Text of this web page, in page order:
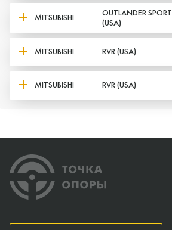
MITSUBISHI
OUTLANDER SPORT
(USA)
MITSUBISHI RVR (USA)
MITSUBISHI RVR (USA)